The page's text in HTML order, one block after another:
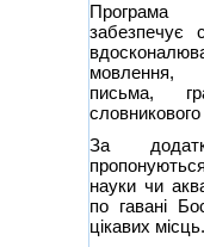
Програма
забезпечує
мовлення,
письма,
словникового
За
науки чи
по гавані
цікавих місць.